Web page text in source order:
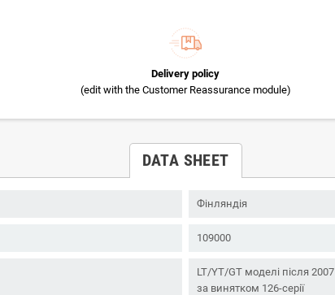
Delivery policy
(edit with the Customer Reassurance module)
DATA SHEET
Фінляндія
109000
LT/YT/GT моделі після 2007
за винятком 126-серії